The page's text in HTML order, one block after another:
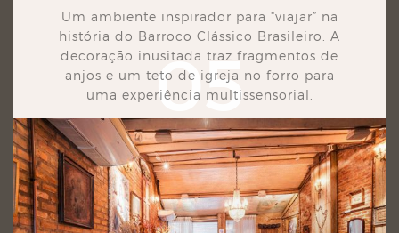
05
Um ambiente inspirador para “viajar” na
história do Barroco Clássico Brasileiro. A
decoração inusitada traz fragmentos de
anjos e um teto de igreja no forro para
uma experiência multissensorial.